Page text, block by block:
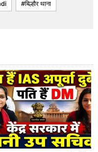
बिल्हौर थाना